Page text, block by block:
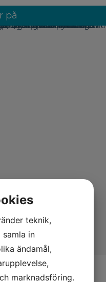
på
teknik,
in
ändamål,
marknadsföring.